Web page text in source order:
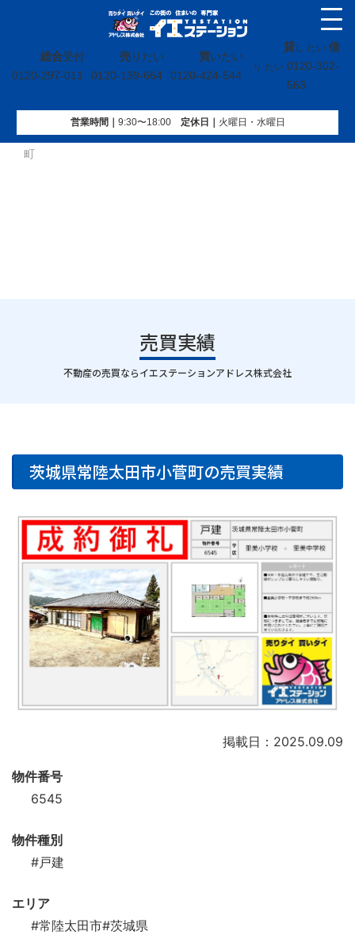
総合受付
0120-297-011
売りたい
0120-139-664
買いたい
0120-424-544
貸し たい 借
り たい 0120-302-
563
営業時間｜ 9:30〜18:00定休⽇｜ 火曜⽇・水曜⽇
イエステーション»売買実績»戸建»茨城県常陸太田市小菅
町
売買実績
｜
不動産の売買ならイエステーションアドレス株式会社
茨城県常陸太田市小菅町の売買実績
掲載日：2025.09.09
物件番号
6545
物件種別
#戸建
エリア
#常陸太田市#茨城県